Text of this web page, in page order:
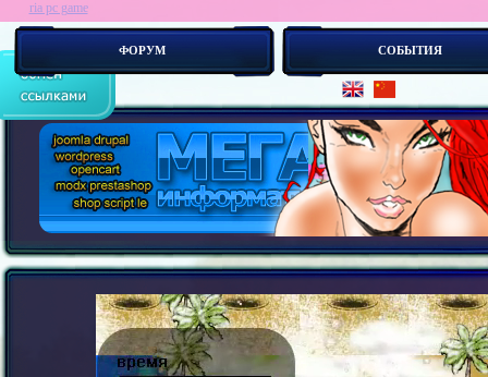
ФОРУМ СОБЫТИЯ
ria pc game